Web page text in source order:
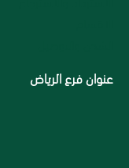
عنوان فرع الرياض